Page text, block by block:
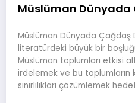
Müslüman Dünyada
Müslüman Dünyada Çağdaş
literatürdeki büyük bir
Müslüman toplumları etkisi
irdelemek ve bu toplumların
sınırlılıkları çözümlemek